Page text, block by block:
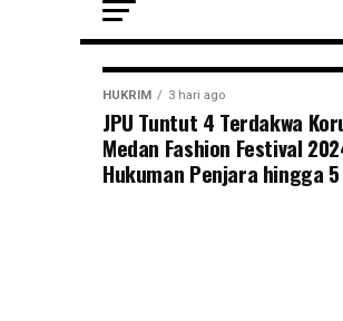
HUKRIM 3 hari ago
JPU Tuntut 4 Terdakwa
Medan Fashion Festival
Hukuman Penjara hingga